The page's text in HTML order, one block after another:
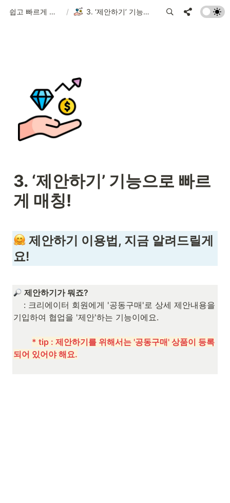
쉽고 빠르게 시작하는 FLEX 가이드 / 3. ‘제안하기’ 기능으로 빠르게 매칭!
3. ‘제안하기’ 기능으로 빠르
게 매칭!
제안하기 이용법, 지금 알려드릴게
요!
제안하기가 뭐죠?
    : 크리에이터 회원에게 '
공동구매'로 상세 제안내용을
기입하여 협업을 '제안'하는 기능이에요.
* tip : 제안하기를 위해서는 '공동구매' 상품이 등록
되어 있어야 해요.